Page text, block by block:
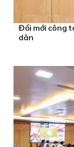
Đổi mới công
dân